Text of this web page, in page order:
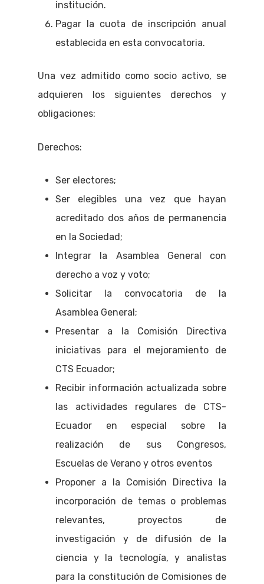
institución.
Pagar la cuota de inscripción anual
establecida en esta convocatoria.
Una vez admitido como socio activo, se
adquieren los siguientes derechos y
obligaciones:
Derechos:
Ser electores;
Ser elegibles una vez que hayan
acreditado dos años de permanencia
en la Sociedad;
Integrar la Asamblea General con
derecho a voz y voto;
Solicitar la convocatoria de la
Asamblea General;
Presentar a la Comisión Directiva
iniciativas para el mejoramiento de
CTS Ecuador;
Recibir información actualizada sobre
las actividades regulares de CTS-
Ecuador en especial sobre la
realización de sus Congresos,
Escuelas de Verano y otros eventos
Proponer a la Comisión Directiva la
incorporación de temas o problemas
relevantes, proyectos de
investigación y de difusión de la
ciencia y la tecnología, y analistas
para la constitución de Comisiones de